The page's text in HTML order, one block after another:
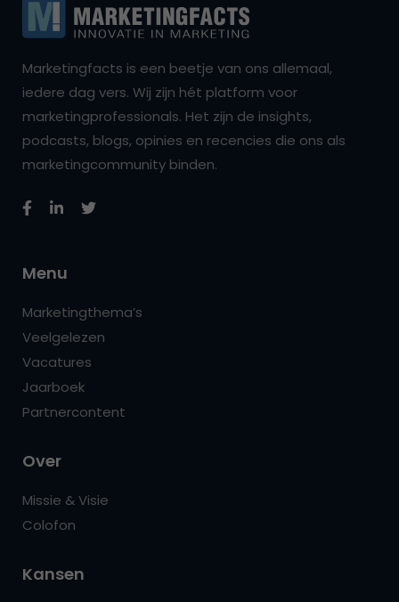
Marketingfacts is een beetje van ons allemaal,
iedere dag vers. Wij zijn hét platform voor
marketingprofessionals. Het zijn de insights,
podcasts, blogs, opinies en recencies die ons als
marketingcommunity binden.
Menu
Marketingthema’s
Veelgelezen
Vacatures
Jaarboek
Partnercontent
Over
Missie & Visie
Colofon
Kansen